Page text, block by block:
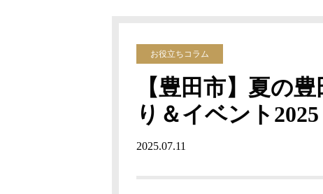
お役立ちコラム
【豊田市】夏の
り＆イベント2025
2025.07.11